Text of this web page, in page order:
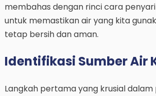
membahas dengan rinci cara
untuk memastikan air yang kita
tetap bersih dan aman.
Identifikasi Sumber Air
Langkah pertama yang krusial